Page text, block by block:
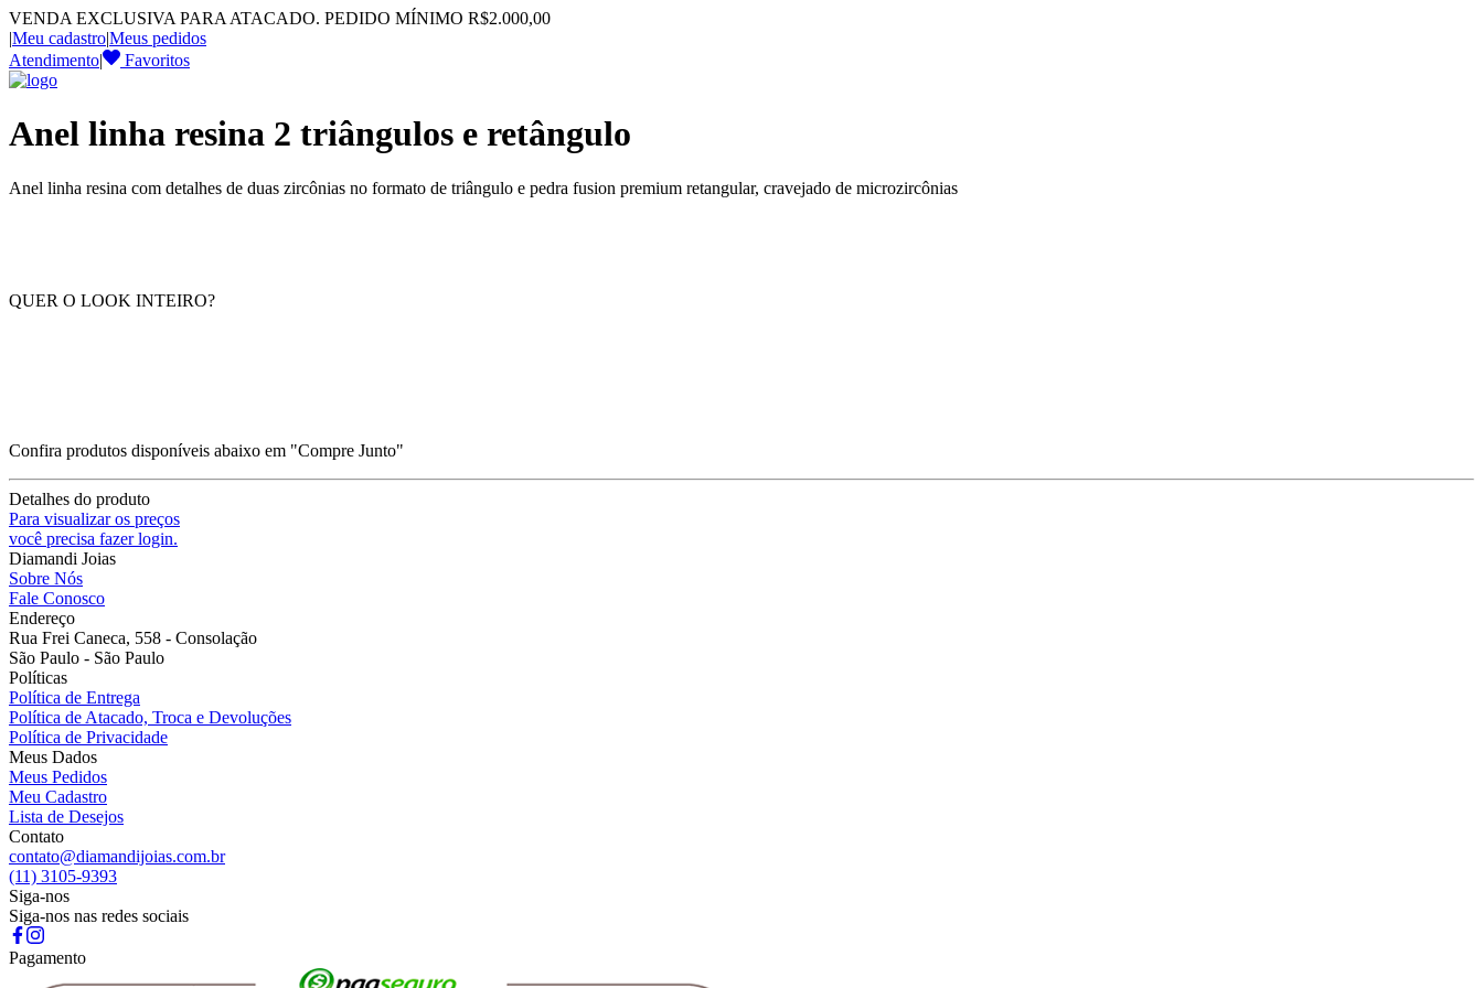
VENDA EXCLUSIVA PARA ATACADO. PEDIDO MÍNIMO R$2.000,00
|Meu cadastro|Meus pedidos
Atendimento| Favoritos
Anel linha resina 2 triângulos e retângulo
Anel linha resina com detalhes de duas zircônias no formato de triângulo e pedra fusion premium retangular, cravejado de microzircônias
QUER O LOOK INTEIRO?
Confira produtos disponíveis abaixo em "Compre Junto"
Detalhes do produto
Para visualizar os preços
você precisa fazer login.
Diamandi Joias
Sobre Nós
Fale Conosco
Endereço
Rua Frei Caneca, 558 - Consolação
São Paulo - São Paulo
Políticas
Política de Entrega
Política de Atacado, Troca e Devoluções
Política de Privacidade
Meus Dados
Meus Pedidos
Meu Cadastro
Lista de Desejos
Contato
contato@diamandijoias.com.br
(11) 3105-9393
Siga-nos
Siga-nos nas redes sociais
Pagamento